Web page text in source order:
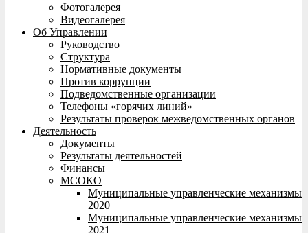
Фотогалерея
Видеогалерея
Об Управлении
Руководство
Структура
Нормативные документы
Против коррупции
Подведомственные организации
Телефоны «горячих линий»
Результаты проверок межведомственных органов
Деятельность
Документы
Результаты деятельностей
Финансы
МСОКО
Муниципальные управленческие механизмы
2020
Муниципальные управленческие механизмы
2021